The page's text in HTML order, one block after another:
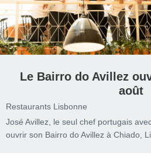
Le Bairro do Avillez
août
Restaurants Lisbonne
José Avillez, le seul chef portugais
ouvrir son Bairro do Avillez à Chiado,